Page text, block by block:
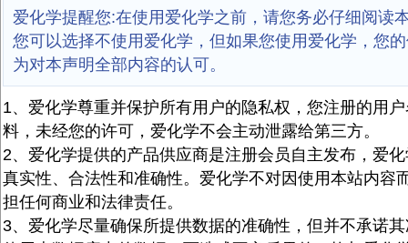
爱化学提醒您:在使用爱化学之前，请您务必仔细阅读
您可以选择不使用爱化学，但如果您使用爱化学，您
为对本声明全部内容的认可。
1、爱化学尊重并保护所有用户的隐私权，您注册的用
料，未经您的许可，爱化学不会主动泄露给第三方。
2、爱化学提供的产品供应商是注册会员自主发布，爱
真实性、合法性和准确性。爱化学不对因使用本站内容
担任何商业和法律责任。
3、爱化学尽量确保所提供数据的准确性，但并不承诺